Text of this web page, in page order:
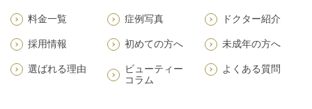
料金一覧 症例写真 ドクター紹介
採用情報 初めての方へ 未成年の方へ
選ばれる理由
ビューティー
コラム
よくある質問